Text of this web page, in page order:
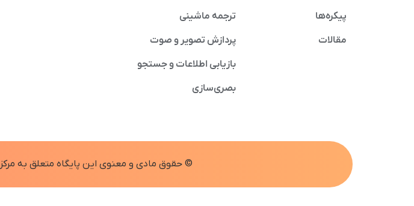
پیکره‌ها
مقالات
ترجمه ماشینی
پردازش تصویر و صوت
بازیابی اطلاعات و جستجو
بصری‌سازی
© حقوق مادی و معنوی اين پايگاه متعلق به